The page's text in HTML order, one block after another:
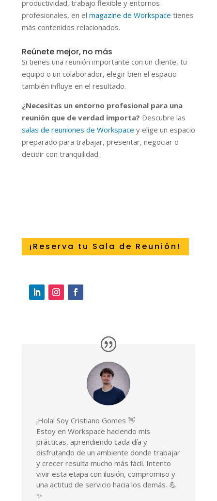
productividad, trabajo flexible y entornos
profesionales, en el magazine de Workspace tienes
más contenidos relacionados.
Reúnete mejor, no más
Si tienes una reunión importante con un cliente, tu
equipo o un colaborador, elegir bien el espacio
también influye en el resultado.
¿Necesitas un entorno profesional para una
reunión que de verdad importa? Descubre las
salas de reuniones de Workspace y elige un espacio
preparado para trabajar, presentar, negociar o
decidir con tranquilidad.
¡Reserva tu Sala de Reunión!
¡Hola! Soy Cristiano Gomes 👋
Estoy en Workspace haciendo mis
prácticas, aprendiendo cada día y
disfrutando de un ambiente donde trabajar
y crecer resulta mucho más fácil. Intento
vivir esta etapa con ilusión, compromiso y
una actitud de servicio hacia los demás. 💪
✨